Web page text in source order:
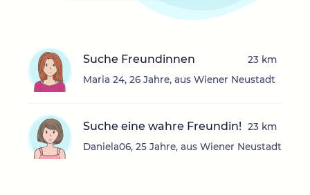
Suche Freundinnen
Maria 24, 26 Jahre, aus Wiener Neustadt
23 km
Suche eine wahre Freundin!
Daniela06, 25 Jahre, aus Wiener Neustadt
23 km